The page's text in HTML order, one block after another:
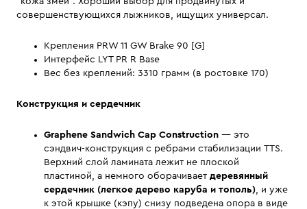
совершенствующихся лыжников, ищущих универсал.
Крепления PRW 11 GW Brake 90 [G]
Интерфейс LYT PR R Base
Вес без креплений: 3310 грамм (в ростовке 170)
Конструкция и сердечник
Graphene Sandwich Cap Construction — это
сэндвич-конструкция с ребрами стабилизации TTS.
Верхний слой ламината лежит не плоской
пластиной, а немного оборачивает деревянный
сердечник (легкое дерево каруба и тополь), и уже
к этой крышке (кэпу) снизу подведена опора в виде